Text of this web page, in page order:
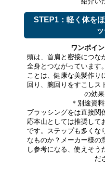
STEP1：軽く体を
ッ
ワンポイ
頭は、首肩と密接につな
全身とつながっています
ことは、健康な美髪作り
回り、腕回りをすこしス
の効
＊別途資
ブラッシングをは直接関
応本山としては推奨して
です。ステップも多くな
なものか？メーカー様の
し参考になる、使えそう
だ